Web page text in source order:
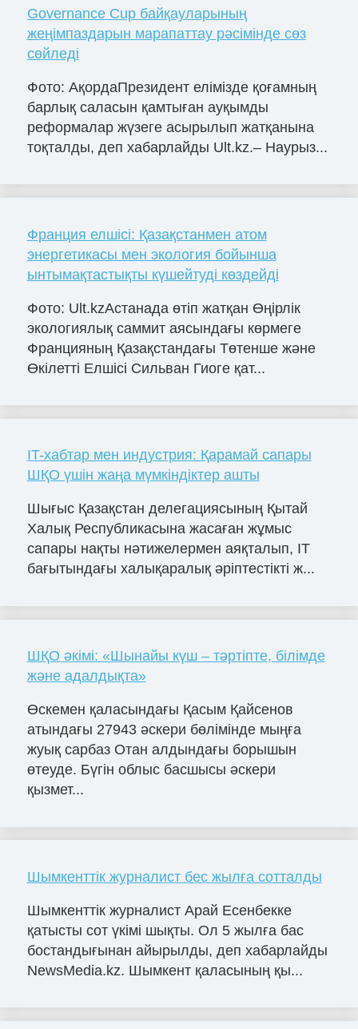
Governance Cup байқауларының
жеңімпаздарын марапаттау рәсімінде сөз
сөйледі
Фото: АқордаПрезидент елімізде қоғамның
барлық саласын қамтыған ауқымды
реформалар жүзеге асырылып жатқанына
тоқталды, деп хабарлайды Ult.kz.– Наурыз...
Франция елшісі: Қазақстанмен атом
энергетикасы мен экология бойынша
ынтымақтастықты күшейтуді көздейді
Фото: Ult.kzАстанада өтіп жатқан Өңірлік
экологиялық саммит аясындағы көрмеге
Францияның Қазақстандағы Төтенше және
Өкілетті Елшісі Сильван Гиоге қат...
IT-хабтар мен индустрия: Қарамай сапары
ШҚО үшін жаңа мүмкіндіктер ашты
Шығыс Қазақстан делегациясының Қытай
Халық Республикасына жасаған жұмыс
сапары нақты нәтижелермен аяқталып, IT
бағытындағы халықаралық әріптестікті ж...
ШҚО әкімі: «Шынайы күш – тәртіпте, білімде
және адалдықта»
Өскемен қаласындағы Қасым Қайсенов
атындағы 27943 әскери бөлімінде мыңға
жуық сарбаз Отан алдындағы борышын
өтеуде. Бүгін облыс басшысы әскери
қызмет...
Шымкенттік журналист бес жылға сотталды
Шымкенттік журналист Арай Есенбекке
қатысты сот үкімі шықты. Ол 5 жылға бас
бостандығынан айырылды, деп хабарлайды
NewsMedia.kz. Шымкент қаласының қы...